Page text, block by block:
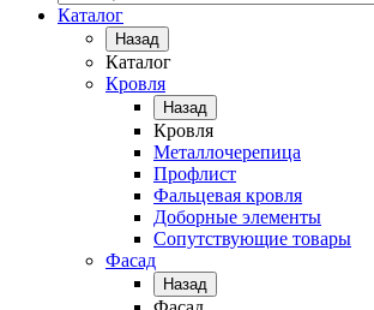
Каталог
Назад
Каталог
Кровля
Назад
Кровля
Металлочерепица
Профлист
Фальцевая кровля
Доборные элементы
Сопутствующие товары
Фасад
Назад